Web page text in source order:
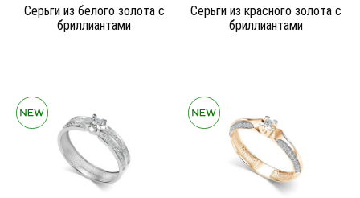
Серьги из белого золота c
бриллиантами
Серьги из красного золота c
бриллиантами